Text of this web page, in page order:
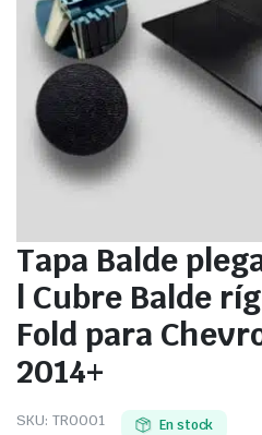
Tapa Balde
| Cubre Balde
Fold para
2014+
SKU: TR0001 En stock